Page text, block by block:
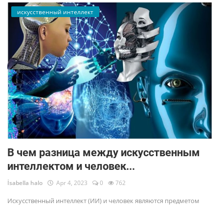
искусственный интеллект
В чем разница между искусственным
интеллектом и человек...
İsabella halo Apr 4, 2023 0 762
Искусственный интеллект (ИИ) и человек являются предметом